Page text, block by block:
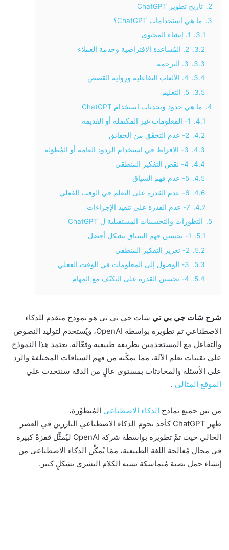
2.
تاريخ تطوير ChatGPT
3.
ما هي استخدامات ChatGPT؟
3.1.
1. إنشاء المحتوى
3.2.
2. المُساعدة الافتراضية وخدمة العملاء
3.3.
3. الترجمة
3.4.
4. الألعاب التفاعلية ورواية القصص
3.5.
5. التعليم
4.
ما هي حدود وتحديات استخدام ChatGPT
4.1.
1- المعلومات غير المكتملة أو القديمة
4.2.
2- عدم التحقّق من الحقائق
4.3.
3- الإفراط في استخدام الردود العامة أو المُطوَلة
4.4.
4- نقص التفكير المنطقي
4.5.
5- عدم فهم السياق
4.6.
6- عدم القدرة على التعلم في الوقت الفعلي
4.7.
7- عدم القدرة على تنفيذ الإجراءات
5.
التطورات والتحسينات المستقبلية ل ChatGPT
5.1.
1- تحسين فهم السياق بشكل أفضل
5.2.
2- تعزيز التفكير المنطقي
5.3.
3- الوصول إلى المعلومات في الوقت الفعلي
5.4.
4- تحسين القدرة على التكيّف مع المهام
شرح شات جي بي تي شات جي بي تي هو نموذج متقدم للذكاء
الاصطناعي تم تطويره بواسطة OpenAI، ويُستخدم لتوليد النصوص
والتفاعل مع المستخدمين بطريقة طبيعية وفعّالة. يعتمد هذا النموذج
على تقنيات تعلم الآلة، مما يمكّنه من فهم السياقات المختلفة والرد
على الأسئلة والمحادثات بمستوى عالٍ من الدقة سنتحدث علي
الموقع المثالي .
من بين جميع نماذج الذكاء الاصطناعي المُتطوِّرة،
ظهر ChatGPT كأحد نجوم الذكاء الاصطناعي البارزين في العصر
الحالي حيث تمَّ تطويره بواسطة شركة OpenAI ليُمثِّل قفزةً كبيرة
في مجال مُعالجة اللغة الطبيعية، ممّا يُمكِّن الذكاء الاصطناعي من
إنشاء جمل نصية مُتماسكة تشبه الكلام البشري بشكلٍ كبير.